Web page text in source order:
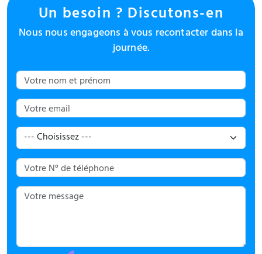
Un besoin ? Discutons-en
Nous nous engageons à vous recontacter dans la
journée.